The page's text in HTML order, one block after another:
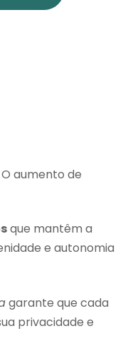
aumento de
que mantêm a
e autonomia
garante que cada
privacidade e